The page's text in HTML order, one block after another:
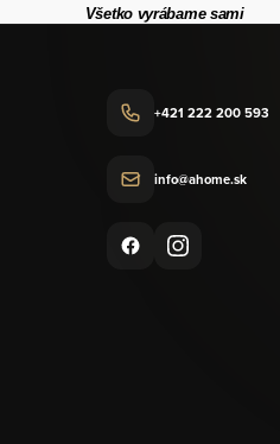
Všetko vyrábame sami
+421 222 200 593
info@ahome.sk